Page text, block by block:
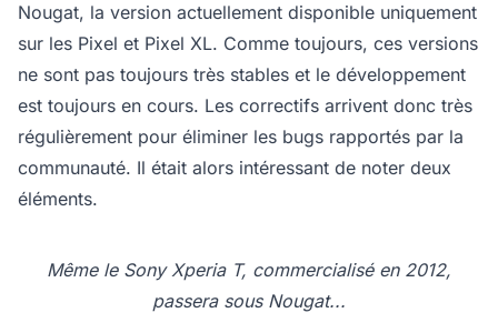
Nougat, la version actuellement disponible uniquement
sur les Pixel et Pixel XL. Comme toujours, ces versions
ne sont pas toujours très stables et le développement
est toujours en cours. Les correctifs arrivent donc très
régulièrement pour éliminer les bugs rapportés par la
communauté. Il était alors intéressant de noter deux
éléments.
Même le Sony Xperia T, commercialisé en 2012,
passera sous Nougat...